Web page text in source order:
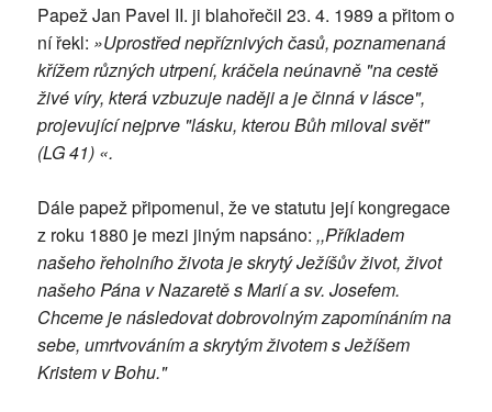
Papež Jan Pavel II. ji blahořečil 23. 4. 1989 a přitom o
ní řekl: »Uprostřed nepříznivých časů, poznamenaná
křížem různých utrpení, kráčela neúnavně "na cestě
živé víry, která vzbuzuje naději a je činná v lásce",
projevující nejprve "lásku, kterou Bůh miloval svět"
(LG 41) «.
Dále papež připomenul, že ve statutu její kongregace
z roku 1880 je mezi jiným napsáno: ,,Příkladem
našeho řeholního života je skrytý Ježíšův život, život
našeho Pána v Nazaretě s Marií a sv. Josefem.
Chceme je následovat dobrovolným zapomínáním na
sebe, umrtvováním a skrytým životem s Ježíšem
Kristem v Bohu."